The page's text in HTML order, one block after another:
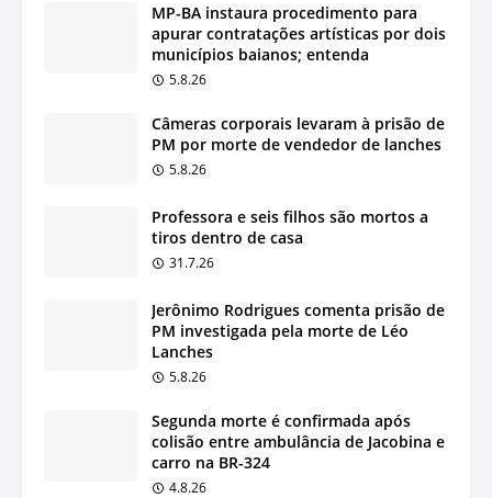
MP-BA instaura procedimento para
apurar contratações artísticas por dois
municípios baianos; entenda
5.8.26
Câmeras corporais levaram à prisão de
PM por morte de vendedor de lanches
5.8.26
Professora e seis filhos são mortos a
tiros dentro de casa
31.7.26
Jerônimo Rodrigues comenta prisão de
PM investigada pela morte de Léo
Lanches
5.8.26
Segunda morte é confirmada após
colisão entre ambulância de Jacobina e
carro na BR-324
4.8.26